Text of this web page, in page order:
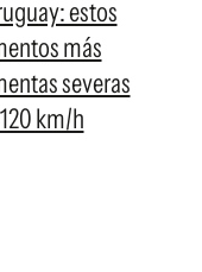
estos
más
severas
km/h